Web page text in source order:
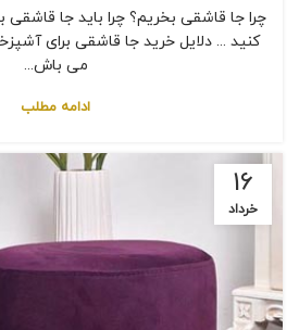
چرا جا قاشقی بخریم؟ چرا باید جا قاشقی
کنید ... دلایل خرید جا قاشقی برای
می باش...
ادامه مطلب
16
خرداد